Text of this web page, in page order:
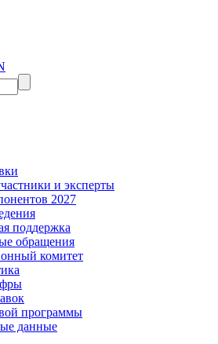
и эксперты
2027
поддержка
обращения
комитет
программы
данные